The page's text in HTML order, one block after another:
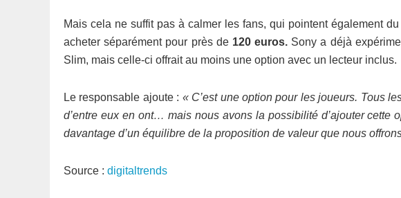
Mais cela ne suffit pas à calmer les fans, qui pointent également
acheter séparément pour près de 120 euros. Sony a déjà
Slim, mais celle-ci offrait au moins une option avec un lecteur inclus.
Le responsable ajoute : « C’est une option pour les joueurs. Tous
d’entre eux en ont… mais nous avons la possibilité d’ajouter cette
davantage d’un équilibre de la proposition de valeur que nous
Source : digitaltrends